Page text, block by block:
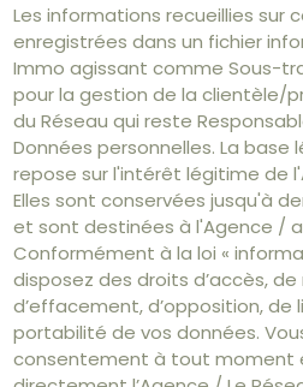
Les informations recueillies sur
enregistrées dans un fichier
Immo agissant comme Sous-
pour la gestion de la clientèle/
du Réseau qui reste
Données personnelles. La
repose sur l'intérêt légitime de
Elles sont conservées jusqu'à
et sont destinées à l'Agence /
Conformément à la loi «
disposez des droits d’accès,
d’effacement, d’opposition,
portabilité de vos données.
consentement à tout moment